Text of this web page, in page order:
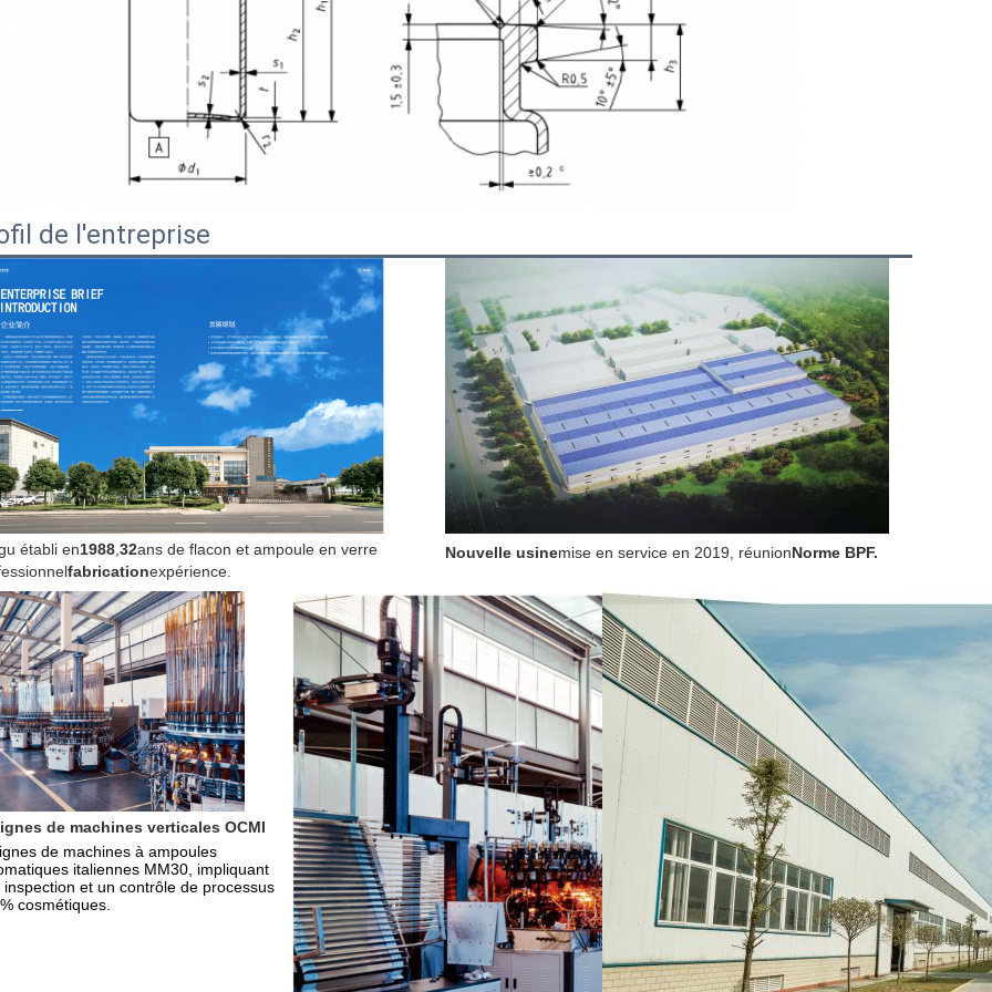
de l'entreprise
établi en1988 32ans de flacon et ampoule en verre
fabricationexpérience.
Nouvelle usinemise en service en 2019, réunionNorme BPF.
de machines verticales OCMI
de machines à ampoules
italiennes MM30, impliquant
inspection et un contrôle de processus
cosmétiques.